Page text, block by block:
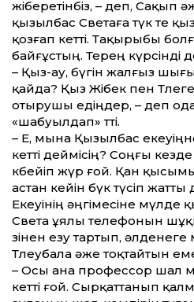
жіберетінбіз, – деп, Сақып
қызылбас Светаға түк те
қозғап кетті. Тақырыбы
байғұстың. Терең күрсінді
– Қыз-ау, бүгін жалғыз
қайда? Қыз Жібек пен
отырушы едіңдер, – деп
«шабуылдап» өтті.
– Е, мына Қызылбас
кетті деймісің? Соңғы
көбейіп жүр ғой. Қан қысымы
астан кейін бүк түсіп жатты
Екеуінің әңгімесіне
Света ұялы телефонын
өзінен езу тартып,
Төлеубала әже тоқтайтын
– Осы ана профессор шал
кетті ғой. Сырқаттанып